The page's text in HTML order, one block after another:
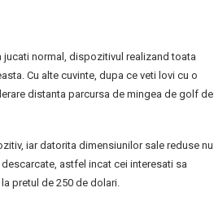
jucati normal, dispozitivul realizand toata
Cu alte cuvinte, dupa ce veti lovi cu o
distanta parcursa de mingea de golf de
iar datorita dimensiunilor sale reduse nu
astfel incat cei interesati sa
pretul de 250 de dolari.